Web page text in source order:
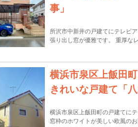
事」
所沢市中新井の戸建てにテレビ
張り出し窓が優雅です。 重厚な
横浜市泉区上飯田
きれいな戸建て「
横浜市泉区上飯田町の戸建てに
窓枠のホワイトが美しい欧風の